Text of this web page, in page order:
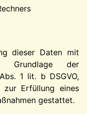
dieser Daten mit
Grundlage der
1 lit. b DSGVO,
Erfüllung eines
gestattet.